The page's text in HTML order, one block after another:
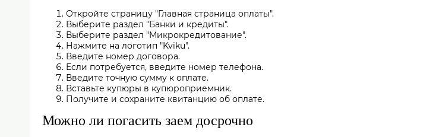
Откройте страницу "Главная страница оплаты".
Выберите раздел "Банки и кредиты".
Выберите раздел "Микрокредитование".
Нажмите на логотип "Kviku".
Введите номер договора.
Если потребуется, введите номер телефона.
Введите точную сумму к оплате.
Вставьте купюры в купюроприемник.
Получите и сохраните квитанцию об оплате.
Можно ли погасить заем досрочно